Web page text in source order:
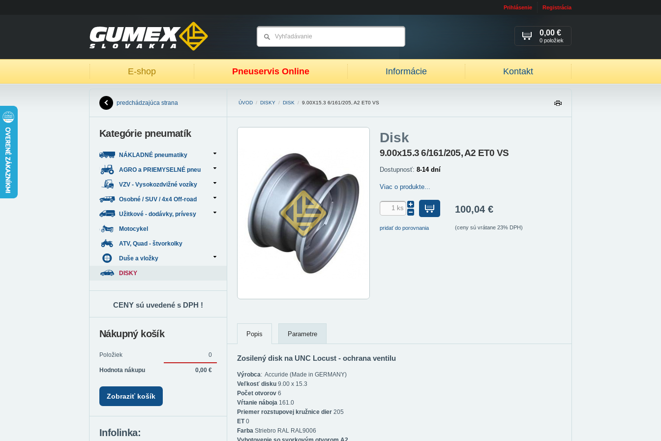
Prihlásenie Registrácia
E-shop Pneuservis Online Informácie Kontakt
0,00 €
0 položiek
ÚVOD / DISKY / DISK / 9.00X15.3 6/161/205, A2 ET0 VS
IŤ
Disk
9.00x15.3 6/161/205, A2 ET0 VS
Dostupnosť: 8-14 dní
Viac o produkte...
pridať do porovnania
100,04 €
(ceny sú vrátane 23% DPH)
Popis Parametre
Zosilený disk na UNC Locust - ochrana ventilu
Výrobca: Accuride (Made in GERMANY)
Veľkosť disku 9.00 x 15.3
Počet otvorov 6
Vŕtanie náboja 161.0
Priemer rozstupovej kružnice dier 205
ET0
Farba Striebro RAL RAL9006
predchádzajúca strana
Kategórie pneumatík
NÁKLADNÉ pneumatiky
AGRO a PRIEMYSELNÉ pneu
VZV - Vysokozdvižné vozíky
Osobné / SUV / 4x4 Off-road
Užitkové - dodávky, prívesy
Motocykel
ATV, Quad - štvorkolky
Duše a vložky
DISKY
CENY sú uvedené s DPH !
Nákupný košík
Položiek 0
Hodnota nákupu 0,00 €
Zobraziť košík
Infolinka: